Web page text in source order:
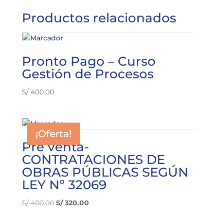
Productos relacionados
Pronto Pago – Curso
Gestión de Procesos
S/400.00
¡Oferta!
Pre venta-
CONTRATACIONES DE
OBRAS PÚBLICAS SEGÚN
LEY Nº 32069
S/400.00 El
S/320.00El